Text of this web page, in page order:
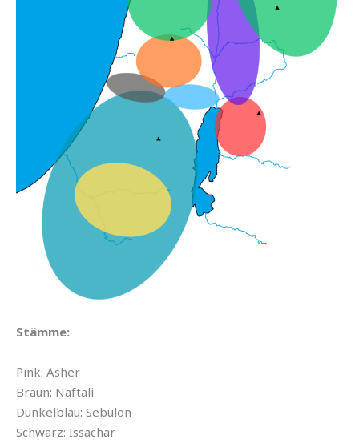
Stämme:
Pink: Asher
Braun: Naftali
Dunkelblau: Sebulon
Schwarz: Issachar